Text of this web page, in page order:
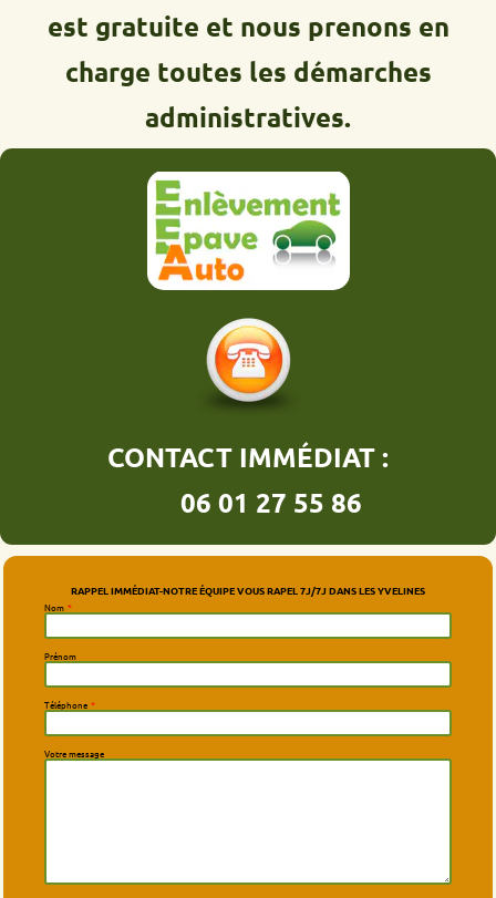
est gratuite et nous prenons en
charge toutes les démarches
administratives.
CONTACT IMMÉDIAT :
06 01 27 55 86
RAPPEL IMMÉDIAT-NOTRE ÉQUIPE VOUS RAPEL 7J/7J DANS LES YVELINES
Nom *
Prénom
Téléphone *
Votre message